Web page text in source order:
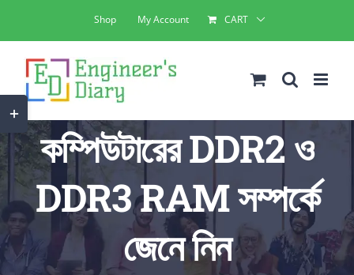
to
content
Shop My Account CART
কম্পিউটারের DDR2 ও
DDR3 RAM সম্পর্কে
জেনে নিন
Toggle
Sliding
Bar
Area